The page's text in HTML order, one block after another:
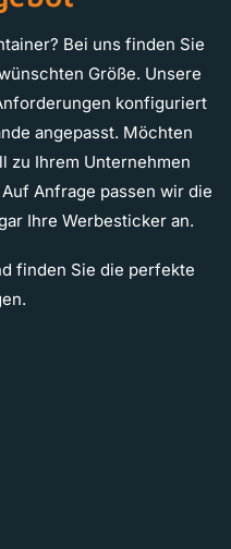
Bei uns finden Sie
Größe. Unsere
konfiguriert
angepasst. Möchten
zu Ihrem Unternehmen
Anfrage passen wir die
Ihre Werbesticker an.
finden Sie die perfekte